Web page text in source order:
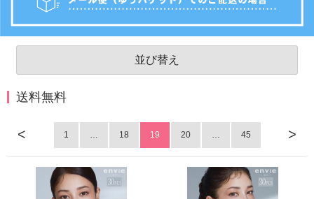
並び替え
送料無料
< >
1 … 18 19 20 … 45